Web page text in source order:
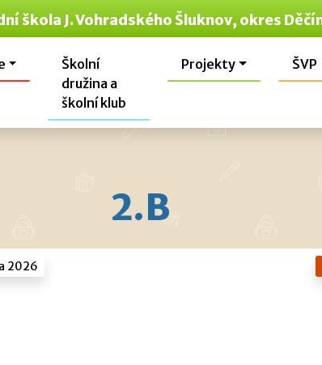
škola J. Vohradského Šluknov, okres
Školní
družina a
školní klub
Projekty ŠVP
2.B
2026